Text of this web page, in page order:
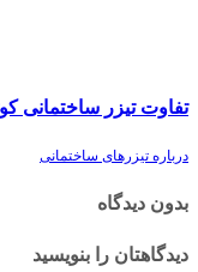
تفاوت تیزر ساختمانی
درباره تیزرهای ساختمانی
بدون دیدگاه
دیدگاهتان را بنویسید